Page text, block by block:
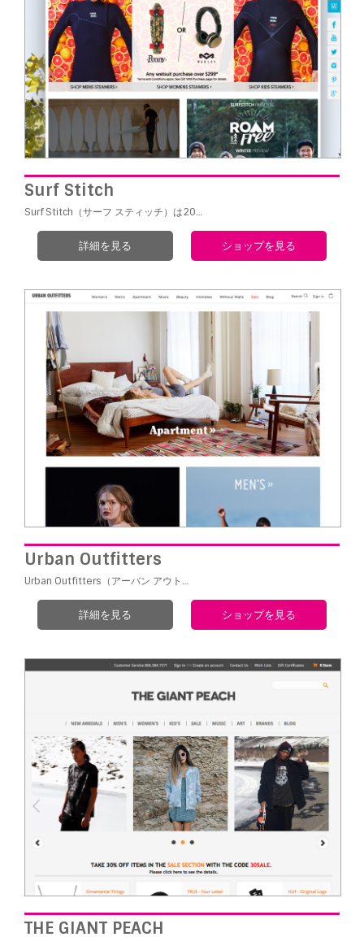
Surf Stitch
Surf Stitch（サーフ スティッチ）は20…
詳細を見る ショップを見る
Urban Outfitters
Urban Outfitters（アーバン アウト…
詳細を見る ショップを見る
THE GIANT PEACH